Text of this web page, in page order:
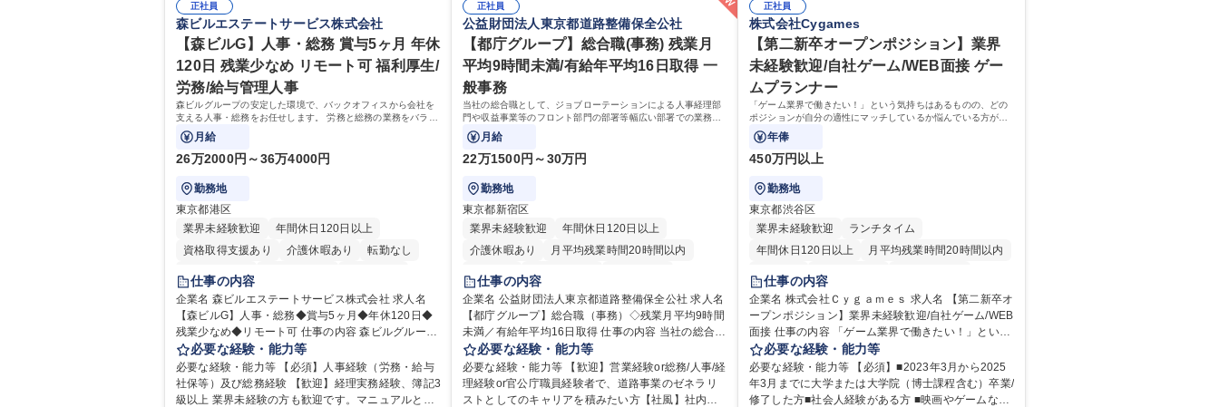
て、休職者管理など、幅広く経験を積んでいただき
ます。 ・将来的な広がり：総務・採用・教育・税務
対応・経営企画等。 ★メンバーがマンツーマンで丁
寧に教えるため、ご経験が浅くても安心！幅広く経
験を積みたい意欲がある方に最適な環境です。 募集
職種 【総務・人事】未経験歓迎/日立グループ/組織運
営を支えるゼネラリストを目指す
ームで仕事を推進できる方■将来はマネジメント職と
して活躍したい 【尚可】■人事、労務、採用、教育業
務のご経験 ■労務管理（給与計算・社会保険手続き・
勤怠管理など）の経験 ■衛生管理者の資格をお持ちの
高校 語学力： 資格：
当業務を持ちつつ、お互いに助け合いながら、総務
部という組織として協力しながら進める体制です。
募集職種 【大阪】総務人事＜未経験歓迎＞◇三菱電
機G・社会インフラを支える/年休127日
い、業務を円滑に遂行できる協調性やコミュニケー
ション能力を持っている方 ・人事総務領域に興味が
ありゼネラリスト志向をお持ちの方 学歴・資格 学
歴：大学院 大学 語学力： 資格：
るとともにグループ内活動に反映しています。 【具
体的には】電話応対、メール、お手紙対応、ご指摘
品調査報告書作成、有人チャットボット対応など。
【1日の対応件数】■電話：月間一人当たり平均100
件前後■メール・手紙：同上40件前後 募集職種 中野
本社【お客様相談室】お客様のお声をもとにより良
い商品づくりへ貢献
た段階でメール・手紙のOJTを実施する予定です。独
り立ち以降もしっかりフォローする体制を整えてい
ますのでご安心ください。 【当社について】キリン
グループの広報機能を担う会社として、お客様との
出会いを大切にし、磨き上げたホスピタリティを込
めてコミュニケーションをとりながら広報関連業務
を行っております。 学歴・資格 学歴：大学院 大学
高専 短大 専修学校 高校 語学力： 資格：
正社員
森ビルエステートサービス株式会社
【森ビルG】人事・総務 賞与5ヶ月 年休
120日 残業少なめ リモート可 福利厚生/
労務/給与管理人事
森ビルグループの安定した環境で、バックオフィスから会社を
支える人事・総務をお任せします。 労務と総務の業務をバラン
スよく担当し、ゆくゆくは制度改定などのコア業務にも挑戦で
きる、やりがいある環境です。
月給
26万2000円～36万4000円
勤務地
東京都港区
業界未経験歓迎
年間休日120日以上
資格取得支援あり
介護休暇あり
転勤なし
未経験者歓迎
退職金あり
在宅OK 賞与あり
育休あり
完全週休2日制
交通費支給
長期歓迎
駅近5分以内
土日祝休み
仕事の内容
企業名 森ビルエステートサービス株式会社 求人名
【森ビルG】人事・総務◆賞与5ヶ月◆年休120日◆
残業少なめ◆リモート可 仕事の内容 森ビルグループ
の安定した環境で、バックオフィスから会社を支え
る人事・総務をお任せします。 労務と総務の業務を
バランスよく担当し、ゆくゆくは制度改定などのコ
ア業務にも挑戦できる、やりがいある環境です。 ■勤
必要な経験・能力等
必要な経験・能力等 【必須】人事経験（労務・給与
社保等）及び総務経験 【歓迎】経理実務経験、簿記3
級以上 業界未経験の方も歓迎です。マニュアルと部
正社員
公益財団法人東京都道路整備保全公社
【都庁グループ】総合職(事務) 残業月
平均9時間未満/有給年平均16日取得 一
般事務
当社の総合職として、ジョブローテーションによる人事経理部
門や収益事業等のフロント部門の部署等幅広い部署での業務を
お任せいたします。研修制度やキャリア支援が充実しておりま
す！ ※下記業務詳細
月給
22万1500円～30万円
勤務地
東京都新宿区
業界未経験歓迎
年間休日120日以上
介護休暇あり
月平均残業時間20時間以内
転勤なし
住宅手当あり
研修あり
退職金あり
賞与あり
完全週休2日制
交通費支給
駅近5分以内
資格取得手当あり
食事補助あり
仕事の内容
企業名 公益財団法人東京都道路整備保全公社 求人名
【都庁グループ】総合職（事務）◇残業月平均9時間
未満／有給年平均16日取得 仕事の内容 当社の総合職
として、ジョブローテーションによる人事経理部門
や収益事業等のフロント部門の部署等幅広い部署で
の業務をお任せいたします。研修制度やキャリア支
援が充実しております！ ※下記業務詳細 【業務詳
必要な経験・能力等
必要な経験・能力等 【歓迎】営業経験or総務/人事/経
理経験or官公庁職員経験者で、道路事業のゼネラリ
ストとしてのキャリアを積みたい方【社風】社内関
正社員
株式会社Cygames
【第二新卒オープンポジション】業界
未経験歓迎/自社ゲーム/WEB面接 ゲー
ムプランナー
「ゲーム業界で働きたい！」という気持ちはあるものの、どの
ポジションが自分の適性にマッチしているか悩んでいる方が対
象となります！
年俸
450万円以上
勤務地
東京都渋谷区
業界未経験歓迎
ランチタイム
年間休日120日以上
月平均残業時間20時間以内
転勤なし
未経験者歓迎
経験者歓迎
完全週休2日制
インセンティブあり
交通費支給
土日祝休み
服装自由
昼食補助あり
第二新卒歓迎
食事補助あり
仕事の内容
企業名 株式会社Ｃｙｇａｍｅｓ 求人名 【第二新卒オ
ープンポジション】業界未経験歓迎/自社ゲーム/WEB
面接 仕事の内容 「ゲーム業界で働きたい！」という
気持ちはあるものの、どのポジションが自分の適性
にマッチしているか悩んでいる方が対象となりま
す！ 総合職（プランナー/データアナリストなど）、
技術職（開発エンジニ ア/インフラエンジニアな
必要な経験・能力等
必要な経験・能力等 【必須】■2023年3月から2025
年3月までに大学または大学院（博士課程含む）卒業/
修了した方■社会人経験がある方 ■映画やゲームなど